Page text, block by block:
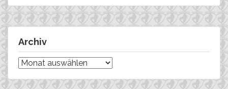
Archiv
Archiv